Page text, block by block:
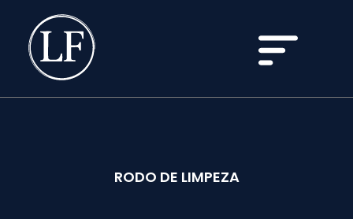
RODO DE LIMPEZA